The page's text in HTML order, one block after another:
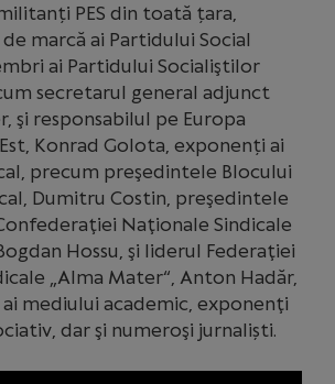
PES din toată țara,
marcă ai Partidului Social
ai Partidului Socialiştilor
secretarul general adjunct
şi responsabilul pe Europa
Konrad Golota, exponenți ai
precum preşedintele Blocului
Dumitru Costin, preşedintele
Naţionale Sindicale
Hossu, şi liderul Federaţiei
„Alma Mater“, Anton Hadăr,
mediului academic, exponenţi
dar şi numeroşi jurnaliști.